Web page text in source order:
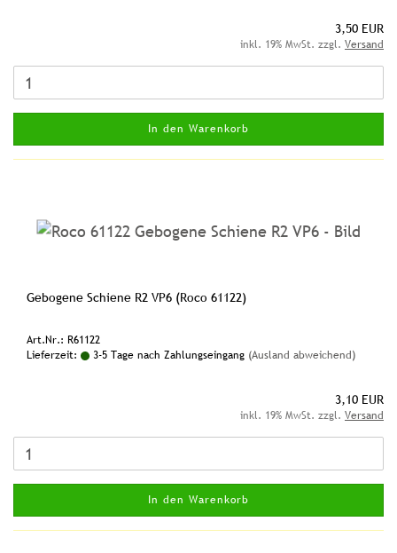
3,50 EUR
inkl. 19% MwSt. zzgl. Versand
In den Warenkorb
Gebogene Schiene R2 VP6 (Roco 61122)
Art.Nr.: R61122
Lieferzeit:
3-5 Tage nach Zahlungseingang (Ausland abweichend)
3,10 EUR
inkl. 19% MwSt. zzgl. Versand
In den Warenkorb